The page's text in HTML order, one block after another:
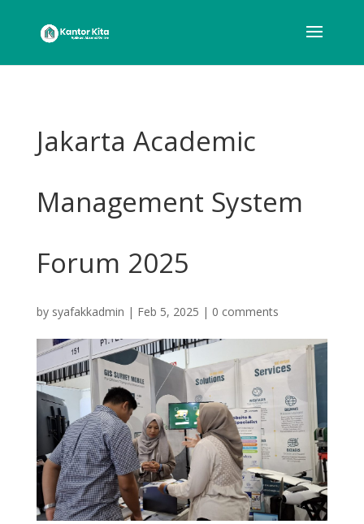
Jakarta Academic
Management System
Forum 2025
by syafakkadmin | Feb 5, 2025 | 0 comments